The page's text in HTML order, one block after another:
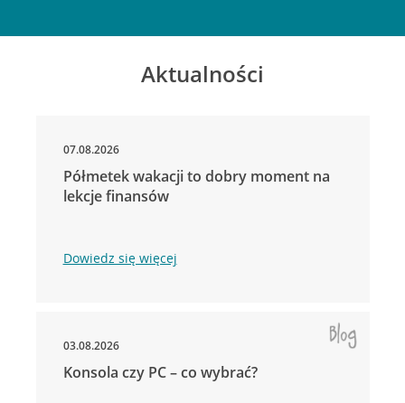
Aktualności
07.08.2026
Półmetek wakacji to dobry moment na
lekcje finansów
Dowiedz się więcej
03.08.2026
Konsola czy PC – co wybrać?